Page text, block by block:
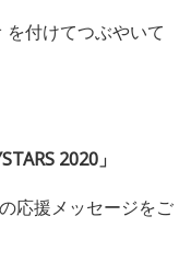
付けてつぶやいて
2020」
応援メッセージをご